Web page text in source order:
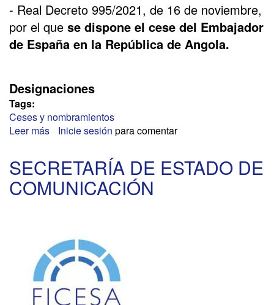
- Real Decreto 995/2021, de 16 de noviembre,
por el que se dispone el cese del Embajador
de España en la República de Angola.
Designaciones
Tags:
Ceses y nombramientos
Leer más sobre
EMBAJADORES
DE
ESPAÑA
Inicie sesión para comentar
SECRETARÍA DE ESTADO DE
COMUNICACIÓN